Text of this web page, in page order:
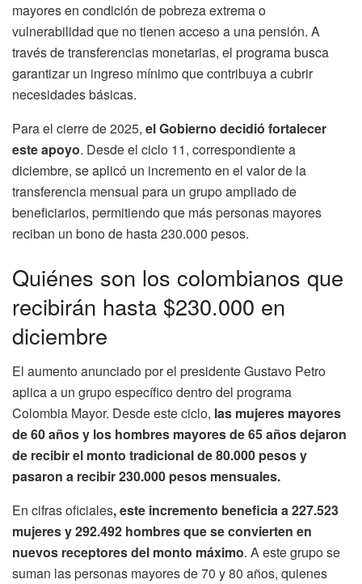
mayores en condición de pobreza extrema o
vulnerabilidad que no tienen acceso a una pensión. A
través de transferencias monetarias, el programa busca
garantizar un ingreso mínimo que contribuya a cubrir
necesidades básicas.
Para el cierre de 2025, el Gobierno decidió fortalecer
este apoyo. Desde el ciclo 11, correspondiente a
diciembre, se aplicó un incremento en el valor de la
transferencia mensual para un grupo ampliado de
beneficiarios, permitiendo que más personas mayores
reciban un bono de hasta 230.000 pesos.
Quiénes son los colombianos que
recibirán hasta $230.000 en
diciembre
El aumento anunciado por el presidente Gustavo Petro
aplica a un grupo específico dentro del programa
Colombia Mayor. Desde este ciclo, las mujeres mayores
de 60 años y los hombres mayores de 65 años dejaron
de recibir el monto tradicional de 80.000 pesos y
pasaron a recibir 230.000 pesos mensuales.
En cifras oficiales, este incremento beneficia a 227.523
mujeres y 292.492 hombres que se convierten en
nuevos receptores del monto máximo. A este grupo se
suman las personas mayores de 70 y 80 años, quienes